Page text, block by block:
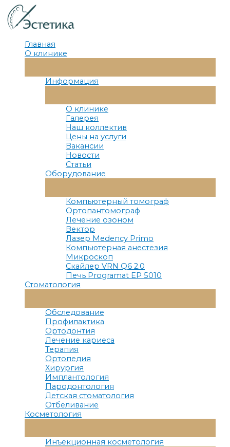
Перейти
к
содержимому
Главная
О клинике
Меню
Информация
Меню
О клинике
Галерея
Наш коллектив
Цены на услуги
Вакансии
Новости
Статьи
Оборудование
Меню
Компьютерный томограф
Ортопантомограф
Лечение озоном
Вектор
Лазер Medency Primo
Компьютерная анестезия
Микроскоп
Скайлер VRN Q6 2.0
Печь Programat EP 5010
Стоматология
Меню
Обследование
Профилактика
Ортодонтия
Лечение кариеса
Терапия
Ортопедия
Хирургия
Имплантология
Пародонтология
Детская стоматология
Отбеливание
Косметология
Меню
Инъекционная косметология